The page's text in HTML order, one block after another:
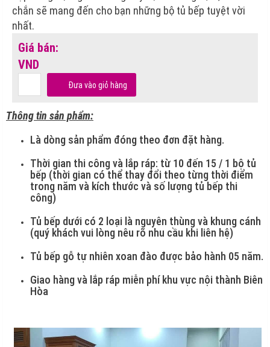
chắn sẽ mang đến cho bạn những bộ tủ bếp tuyệt vời
nhất.
Giá bán:
VND
Đưa vào giỏ hàng
Thông tin sản phẩm:
Là dòng sản phẩm đóng theo đơn đặt hàng.
Thời gian thi công và lắp ráp: từ 10 đến 15 / 1 bộ tủ
bếp (thời gian có thể thay đổi theo từng thời điểm
trong năm và kích thước và số lượng tủ bếp thi
công)
Tủ bếp dưới có 2 loại là nguyên thùng và khung cánh
(quý khách vui lòng nêu rõ nhu cầu khi liên hệ)
Tủ bếp gỗ tự nhiên xoan đào được bảo hành 05 năm.
Giao hàng và lắp ráp miễn phí khu vực nội thành Biên
Hòa